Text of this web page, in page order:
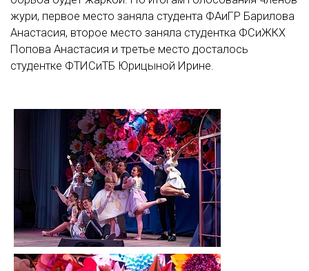
жури, первое место заняла студента ФАиГР Барилова
Анастасия, второе место заняла студентка ФСиЖКХ
Попова Анастасия и третье место досталось
студентке ФТИСиТБ Юрицыной Ирине.